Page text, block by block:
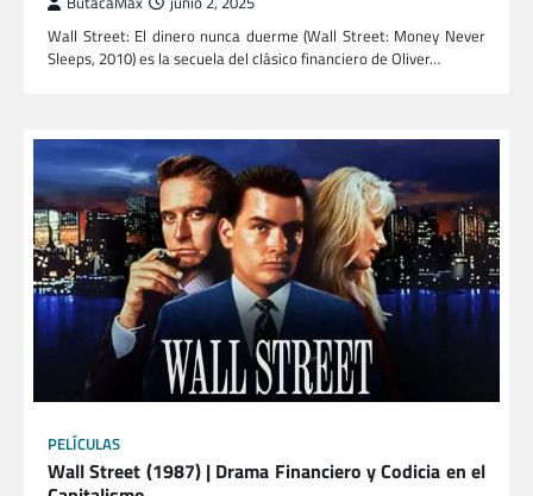
Wall Street: El dinero nunca duerme (Wall Street: Money Never
Sleeps, 2010) es la secuela del clásico financiero de Oliver…
PELÍCULAS
Wall Street (1987) | Drama Financiero y Codicia en el